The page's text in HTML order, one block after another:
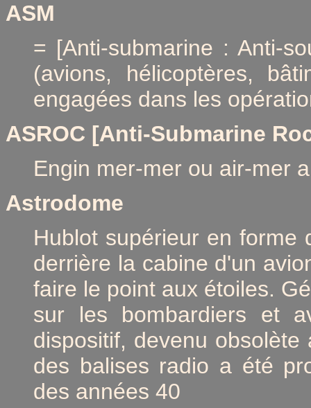
ASM
= [Anti-submarine : Anti-
(avions, hélicoptères,
engagées dans les
ASROC [Anti-Submarine
Engin mer-mer ou air-mer
Astrodome
Hublot supérieur en forme
derrière la cabine d'un
faire le point aux étoiles.
sur les bombardiers et
dispositif, devenu
des balises radio a été
des années 40